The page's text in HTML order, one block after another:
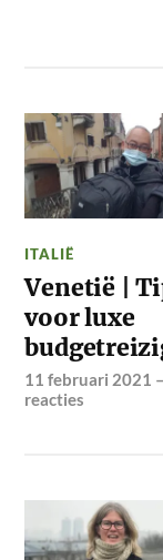
ITALIË
Venetië |
voor luxe
11 februari 2021
reacties